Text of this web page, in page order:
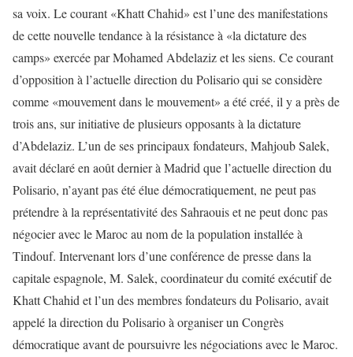
sa voix. Le courant «Khatt Chahid» est l’une des manifestations
de cette nouvelle tendance à la résistance à «la dictature des
camps» exercée par Mohamed Abdelaziz et les siens. Ce courant
d’opposition à l’actuelle direction du Polisario qui se considère
comme «mouvement dans le mouvement» a été créé, il y a près de
trois ans, sur initiative de plusieurs opposants à la dictature
d’Abdelaziz. L’un de ses principaux fondateurs, Mahjoub Salek,
avait déclaré en août dernier à Madrid que l’actuelle direction du
Polisario, n’ayant pas été élue démocratiquement, ne peut pas
prétendre à la représentativité des Sahraouis et ne peut donc pas
négocier avec le Maroc au nom de la population installée à
Tindouf. Intervenant lors d’une conférence de presse dans la
capitale espagnole, M. Salek, coordinateur du comité exécutif de
Khatt Chahid et l’un des membres fondateurs du Polisario, avait
appelé la direction du Polisario à organiser un Congrès
démocratique avant de poursuivre les négociations avec le Maroc.